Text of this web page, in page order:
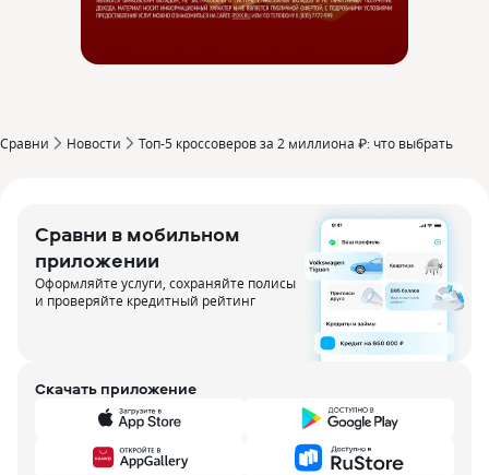
Сравни Новости Топ-5 кроссоверов за 2 миллиона ₽: что выбрать
Сравни в мобильном
приложении
Оформляйте услуги, сохраняйте полисы
и проверяйте кредитный рейтинг
Скачать приложение